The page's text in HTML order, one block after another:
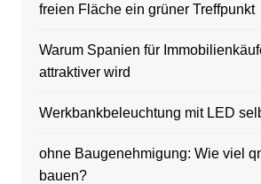
freien Fläche ein grüner Treffpunkt
Warum Spanien für
attraktiver wird
Werkbankbeleuchtung mit LED
ohne Baugenehmigung: Wie viel
bauen?